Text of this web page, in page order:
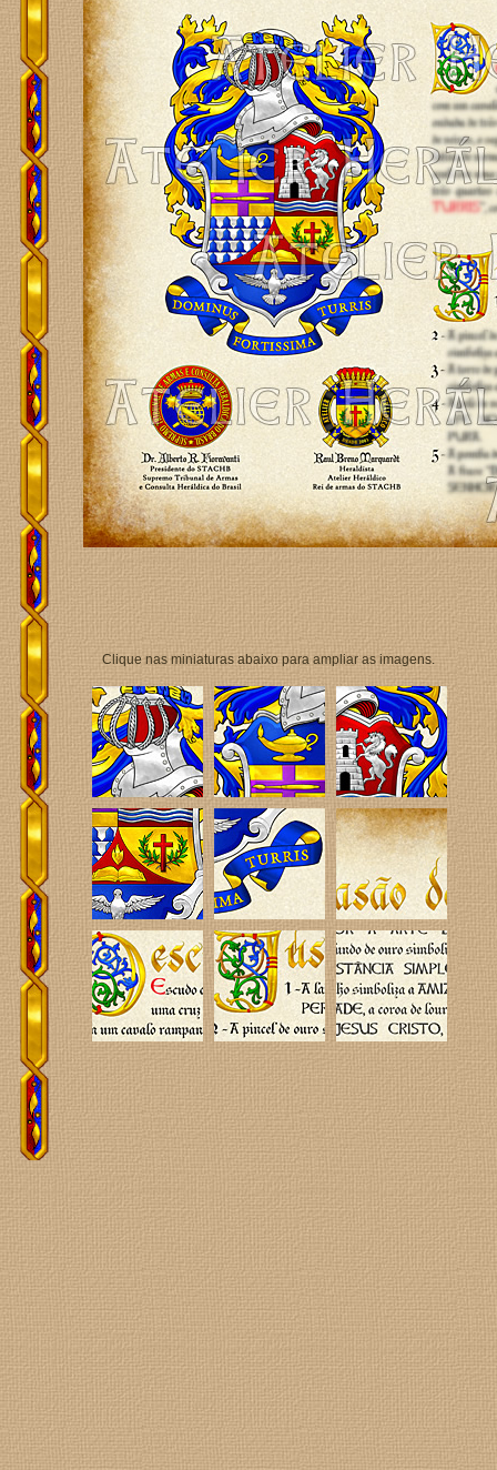
Clique nas miniaturas abaixo para ampliar as imagens.